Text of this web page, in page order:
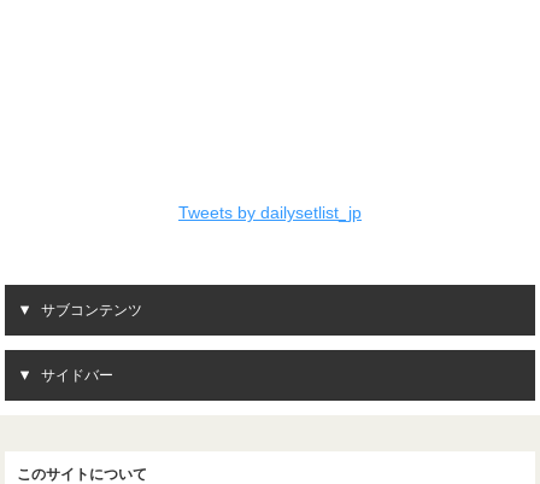
Tweets by dailysetlist_jp
サブコンテンツ
サイドバー
このサイトについて